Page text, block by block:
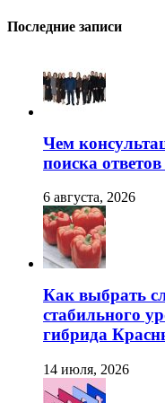
Последние записи
Чем
поиска
6 августа, 2026
Как выбрать
стабильного
гибрида
14 июля, 2026